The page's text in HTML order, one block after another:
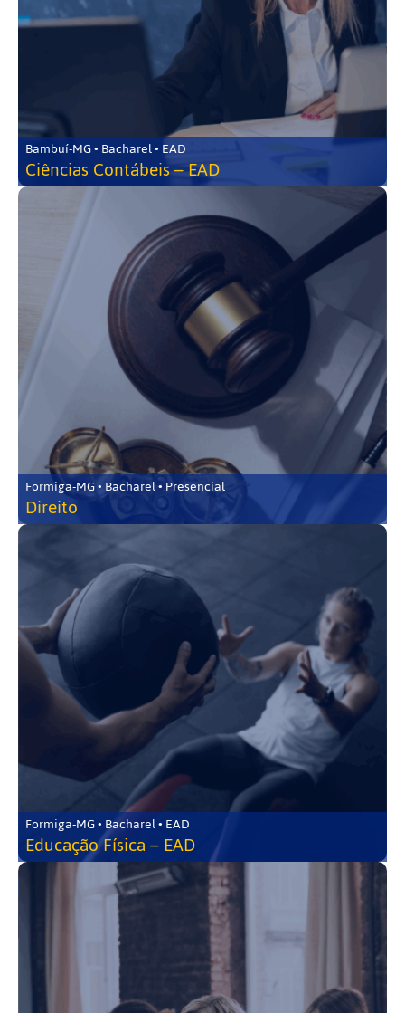
Bambuí-MG • Bacharel • EAD
Ciências Contábeis – EAD
Formiga-MG • Bacharel • Presencial
Direito
Formiga-MG • Bacharel • EAD
Educação Física – EAD